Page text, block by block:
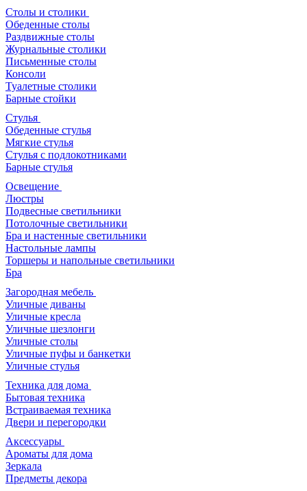
Столы и столики
Обеденные столы
Раздвижные столы
Журнальные столики
Письменные столы
Консоли
Туалетные столики
Барные стойки
Стулья
Обеденные стулья
Мягкие стулья
Стулья с подлокотниками
Барные стулья
Освещение
Люстры
Подвесные светильники
Потолочные светильники
Бра и настенные светильники
Настольные лампы
Торшеры и напольные светильники
Бра
Загородная мебель
Уличные диваны
Уличные кресла
Уличные шезлонги
Уличные столы
Уличные пуфы и банкетки
Уличные стулья
Техника для дома
Бытовая техника
Встраиваемая техника
Двери и перегородки
Аксессуары
Ароматы для дома
Зеркала
Предметы декора